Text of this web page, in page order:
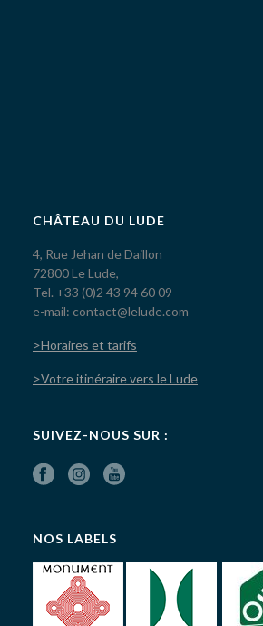
CHÂTEAU DU LUDE
4, Rue Jehan de Daillon
72800 Le Lude,
Tel. +33 (0)2 43 94 60 09
e-mail: contact@lelude.com
>Horaires et tarifs
>Votre itinéraire vers le Lude
SUIVEZ-NOUS SUR :
NOS LABELS